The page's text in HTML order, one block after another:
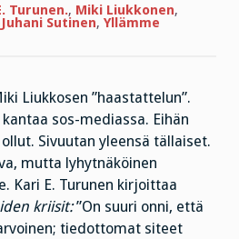
Turunen., Miki Liukkonen,
Sutinen, Yllämme
Liukkosen ”haastattelun”.
sos-mediassa. Eihän
Sivuutan yleensä tällaiset.
mutta lyhytnäköinen
Kari E. Turunen kirjoittaa
kriisit:”On suuri onni, että
tiedottomat siteet